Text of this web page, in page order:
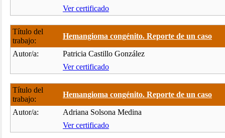
Ver certificado
Título del
trabajo:
Hemangioma congénito. Reporte de un caso
Autor/a:
Patricia Castillo González
Ver certificado
Título del
trabajo:
Hemangioma congénito. Reporte de un caso
Autor/a:
Adriana Solsona Medina
Ver certificado